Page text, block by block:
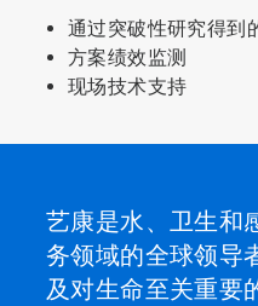
通过突破性研究得到
方案绩效监测
现场技术支持
艺康是水、卫生和
务领域的全球领导
及对生命至关重要